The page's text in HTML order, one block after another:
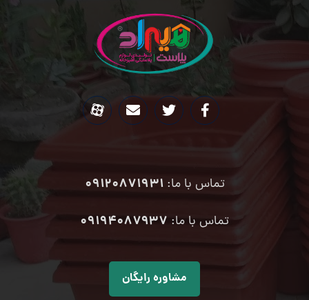
تماس با ما:09120871931
تماس با ما: ۰۹۱۹۴۰۸۷۹۳۷
مشاوره رایگان